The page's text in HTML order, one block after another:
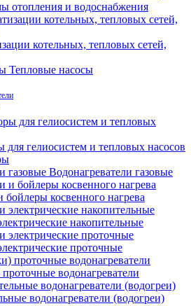
отопления и водоснабжения
котельных, тепловых сетей,
Тепловые насосы
для гелиосистем и тепловых насосов
Водонагреватели газовые
бойлеры косвенного нагрева
накопительные
проточные
водонагреватели
водонагреватели (водогреи)